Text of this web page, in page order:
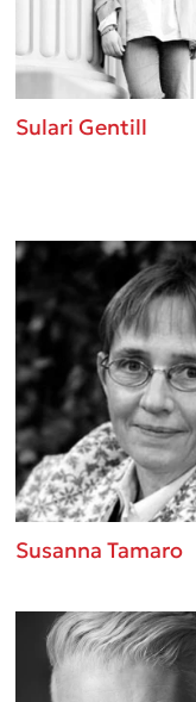
Sulari Gentill
Susanna Tamaro